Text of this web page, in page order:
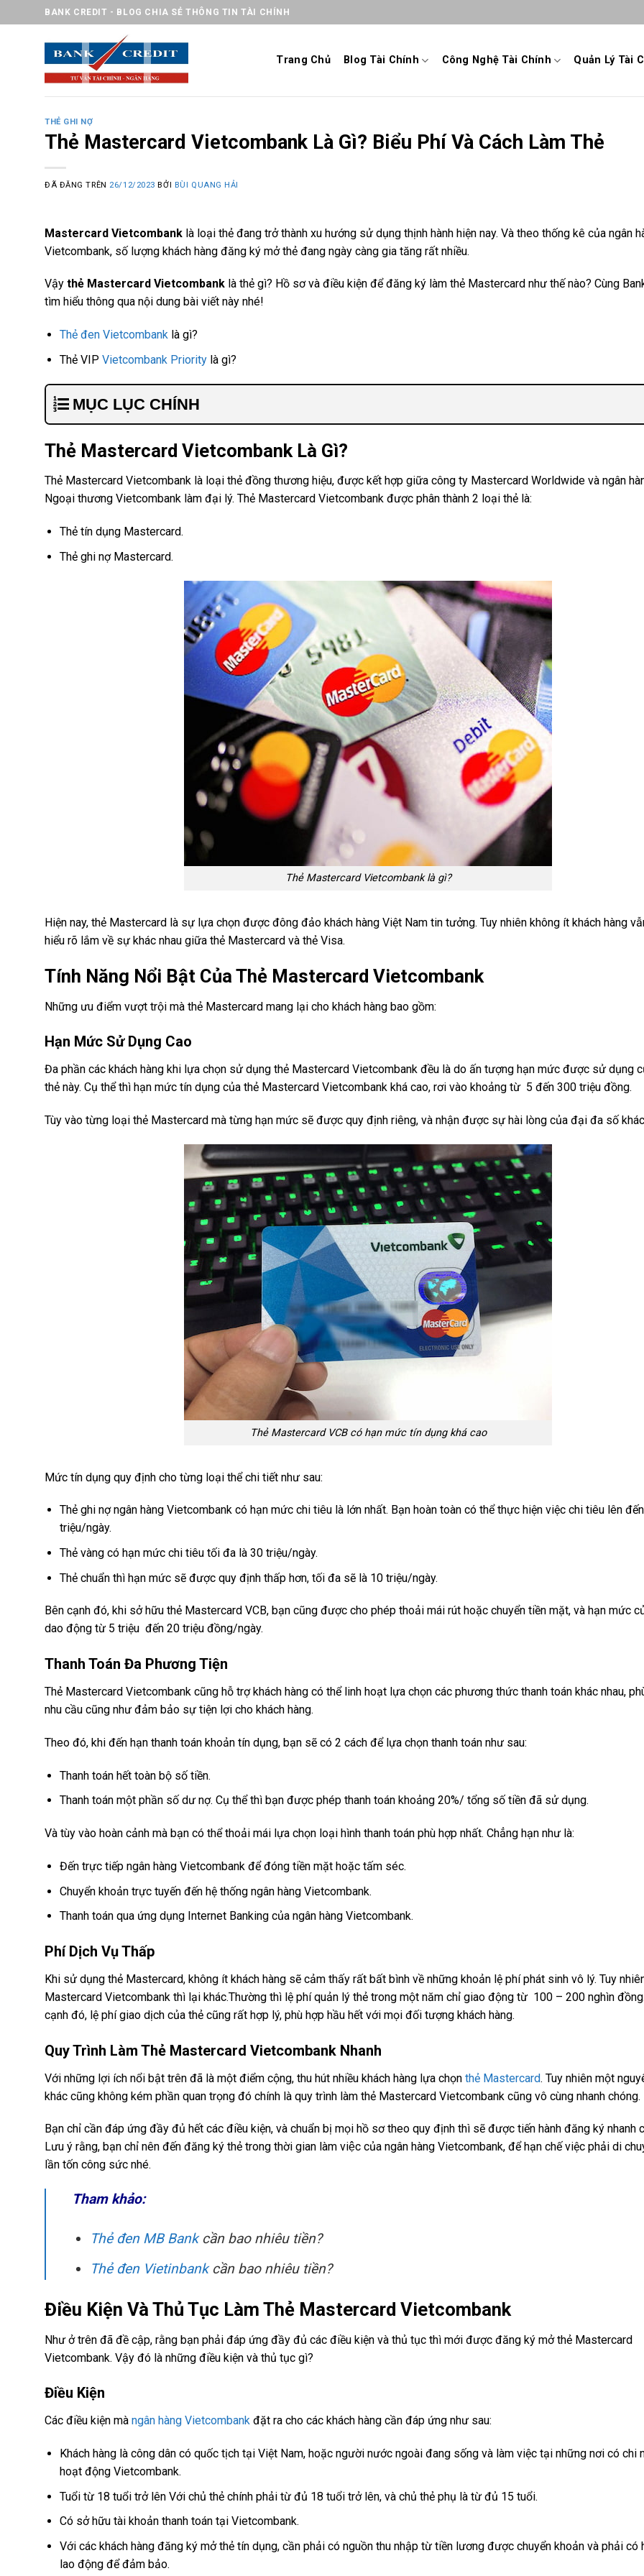
đến
BANK CREDIT - BLOG CHIA SẺ THÔNG TIN TÀI CHÍNH
Trang Chủ Blog Tài Chính Công Nghệ Tài Chính Quản Lý Tài
THẺ GHI NỢ
Thẻ Mastercard Vietcombank Là Gì? Biểu Phí Và Cách Làm Thẻ
ĐÃ ĐĂNG TRÊN 26/12/2023 BỞI BÙI QUANG HẢI
Mastercard Vietcombank là loại thẻ đang trở thành xu hướng sử dụng thịnh hành hiện nay. Và theo thống kê của ngân
Vietcombank, số lượng khách hàng đăng ký mở thẻ đang ngày càng gia tăng rất nhiều.
Vậy thẻ Mastercard Vietcombank là thẻ gì? Hồ sơ và điều kiện để đăng ký làm thẻ Mastercard như thế nào? Cùng
tìm hiểu thông qua nội dung bài viết này nhé!
Thẻ đen Vietcombanklà gì?
Thẻ VIP Vietcombank Prioritylà gì?
MỤC LỤC CHÍNH
Thẻ Mastercard Vietcombank Là Gì?
Thẻ Mastercard Vietcombank là loại thẻ đồng thương hiệu, được kết hợp giữa công ty Mastercard Worldwide và ngân
Ngoại thương Vietcombank làm đại lý. Thẻ Mastercard Vietcombank được phân thành 2 loại thẻ là:
Thẻ tín dụng Mastercard.
Thẻ ghi nợ Mastercard.
Thẻ Mastercard Vietcombank là gì?
Hiện nay, thẻ Mastercard là sự lựa chọn được đông đảo khách hàng Việt Nam tin tưởng. Tuy nhiên không ít khách hàng
hiểu rõ lắm về sự khác nhau giữa thẻ Mastercard và thẻ Visa.
Tính Năng Nổi Bật Của Thẻ Mastercard Vietcombank
Những ưu điểm vượt trội mà thẻ Mastercard mang lại cho khách hàng bao gồm:
Hạn Mức Sử Dụng Cao
Đa phần các khách hàng khi lựa chọn sử dụng thẻ Mastercard Vietcombank đều là do ấn tượng hạn mức được sử dụng
thẻ này. Cụ thể thì hạn mức tín dụng của thẻ Mastercard Vietcombank khá cao, rơi vào khoảng từ 5 đến 300 triệu đồng.
Tùy vào từng loại thẻ Mastercard mà từng hạn mức sẽ được quy định riêng, và nhận được sự hài lòng của đại đa số
Thẻ Mastercard VCB có hạn mức tín dụng khá cao
Mức tín dụng quy định cho từng loại thể chi tiết như sau:
Thẻ ghi nợ ngân hàng Vietcombank có hạn mức chi tiêu là lớn nhất. Bạn hoàn toàn có thể thực hiện việc chi tiêu lên
triệu/ngày.
Thẻ vàng có hạn mức chi tiêu tối đa là 30 triệu/ngày.
Thẻ chuẩn thì hạn mức sẽ được quy định thấp hơn, tối đa sẽ là 10 triệu/ngày.
Bên cạnh đó, khi sở hữu thẻ Mastercard VCB, bạn cũng được cho phép thoải mái rút hoặc chuyển tiền mặt, và hạn mức
dao động từ 5 triệu đến 20 triệu đồng/ngày.
Thanh Toán Đa Phương Tiện
Thẻ Mastercard Vietcombank cũng hỗ trợ khách hàng có thể linh hoạt lựa chọn các phương thức thanh toán khác nhau,
nhu cầu cũng như đảm bảo sự tiện lợi cho khách hàng.
Theo đó, khi đến hạn thanh toán khoản tín dụng, bạn sẽ có 2 cách để lựa chọn thanh toán như sau:
Thanh toán hết toàn bộ số tiền.
Thanh toán một phần số dư nợ. Cụ thể thì bạn được phép thanh toán khoảng 20%/ tổng số tiền đã sử dụng.
Và tùy vào hoàn cảnh mà bạn có thể thoải mái lựa chọn loại hình thanh toán phù hợp nhất. Chẳng hạn như là:
Đến trực tiếp ngân hàng Vietcombank để đóng tiền mặt hoặc tấm séc.
Chuyển khoản trực tuyến đến hệ thống ngân hàng Vietcombank.
Thanh toán qua ứng dụng Internet Banking của ngân hàng Vietcombank.
Phí Dịch Vụ Thấp
Khi sử dụng thẻ Mastercard, không ít khách hàng sẽ cảm thấy rất bất bình về những khoản lệ phí phát sinh vô lý. Tuy
Mastercard Vietcombank thì lại khác.Thường thì lệ phí quản lý thẻ trong một năm chỉ giao động từ 100 – 200 nghìn
cạnh đó, lệ phí giao dịch của thẻ cũng rất hợp lý, phù hợp hầu hết với mọi đối tượng khách hàng.
Quy Trình Làm Thẻ Mastercard Vietcombank Nhanh
Với những lợi ích nổi bật trên đã là một điểm cộng, thu hút nhiều khách hàng lựa chọn thẻ Mastercard. Tuy nhiên một
khác cũng không kém phần quan trọng đó chính là quy trình làm thẻ Mastercard Vietcombank cũng vô cùng nhanh chóng.
Bạn chỉ cần đáp ứng đầy đủ hết các điều kiện, và chuẩn bị mọi hồ sơ theo quy định thì sẽ được tiến hành đăng ký nhanh
Lưu ý rằng, bạn chỉ nên đến đăng ký thẻ trong thời gian làm việc của ngân hàng Vietcombank, để hạn chế việc phải di
lần tốn công sức nhé.
Tham khảo:
Thẻ đen MB Bankcần bao nhiêu tiền?
Thẻ đen Vietinbankcần bao nhiêu tiền?
Điều Kiện Và Thủ Tục Làm Thẻ Mastercard Vietcombank
Như ở trên đã đề cập, rằng bạn phải đáp ứng đầy đủ các điều kiện và thủ tục thì mới được đăng ký mở thẻ Mastercard
Vietcombank. Vậy đó là những điều kiện và thủ tục gì?
Điều Kiện
Các điều kiện mà ngân hàng Vietcombank đặt ra cho các khách hàng cần đáp ứng như sau:
Khách hàng là công dân có quốc tịch tại Việt Nam, hoặc người nước ngoài đang sống và làm việc tại những nơi có chi
hoạt động Vietcombank.
Tuổi từ 18 tuổi trở lên Với chủ thẻ chính phải từ đủ 18 tuổi trở lên, và chủ thẻ phụ là từ đủ 15 tuổi.
Có sở hữu tài khoản thanh toán tại Vietcombank.
Với các khách hàng đăng ký mở thẻ tín dụng, cần phải có nguồn thu nhập từ tiền lương được chuyển khoản và phải có
lao động để đảm bảo.